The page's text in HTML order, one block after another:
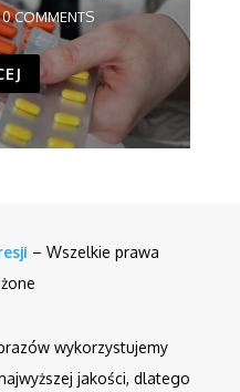
COMMENTS
– Wszelkie prawa
wykorzystujemy
jakości, dlatego